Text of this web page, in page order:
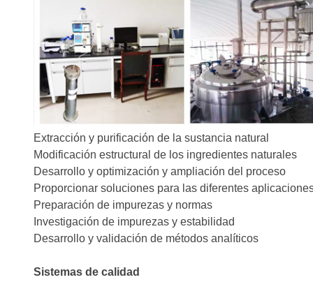
Extracción y purificación de la sustancia natural
Modificación estructural de los ingredientes naturales
Desarrollo y optimización y ampliación del proceso
Proporcionar soluciones para las diferentes
Preparación de impurezas y normas
Investigación de impurezas y estabilidad
Desarrollo y validación de métodos analíticos
Sistemas de calidad